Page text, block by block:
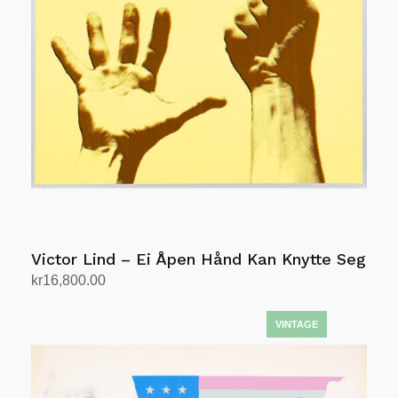
Victor Lind – Ei Åpen Hånd Kan Knytte Seg
kr16,800.00